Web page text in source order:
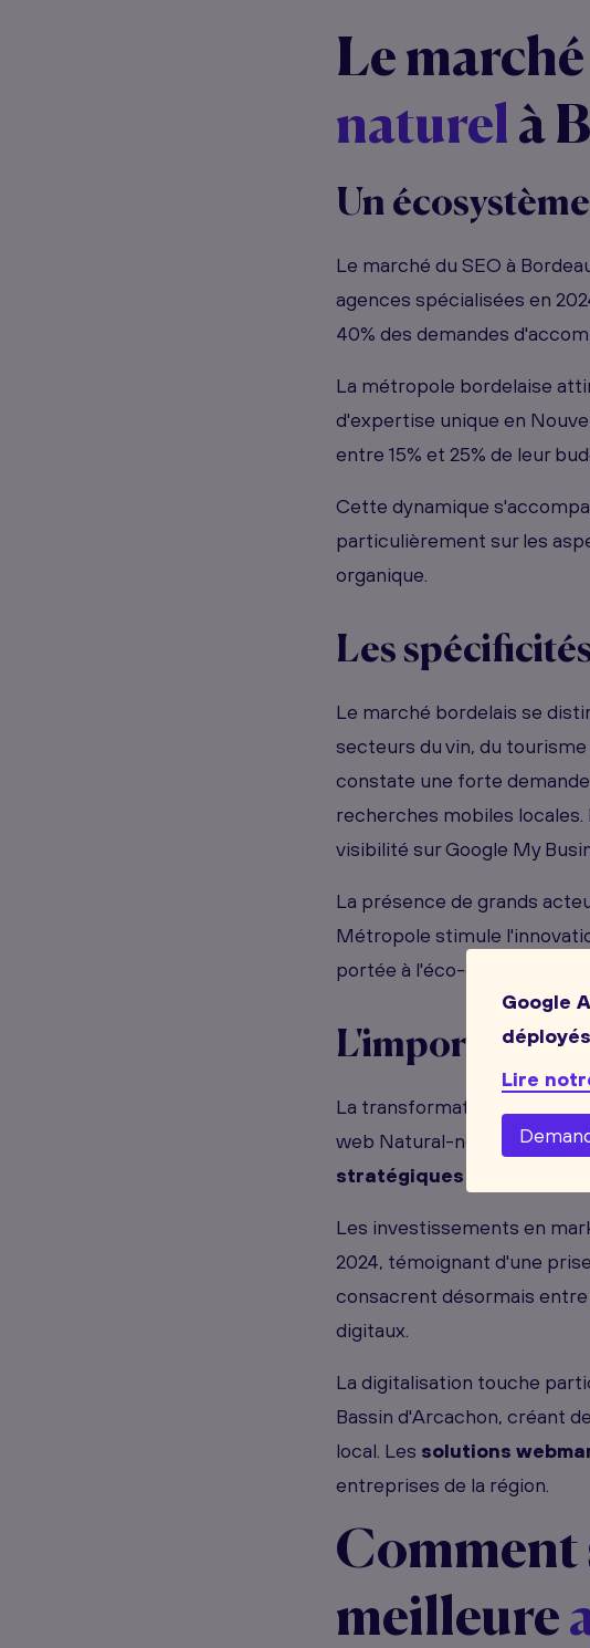
Le
naturel à
Un
Le marché du SEO à
agences spécialisées en
40% des demandes
La métropole bordelaise
d'expertise unique en
entre 15% et 25% de leur
Cette dynamique
particulièrement sur les
organique.
Les
Le marché bordelais se
secteurs du vin, du
constate une forte
recherches mobiles
visibilité sur Google My
La présence de grands
Métropole stimule
portée à l'éco-conception et
L'importance
La transformation digitale
web Natural-net
stratégiques de la région
Les investissements en
2024, témoignant d'une
consacrent désormais entre
digitaux.
La digitalisation touche
Bassin d'Arcachon, créant
local. Les solutions
entreprises de la région.
Comment
meilleure
Google
Lire